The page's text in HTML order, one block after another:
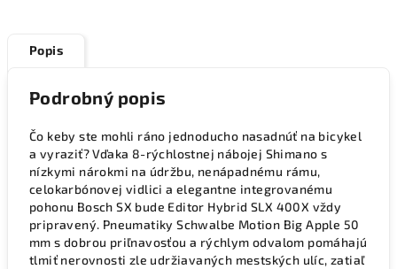
Popis
Podrobný popis
Čo keby ste mohli ráno jednoducho nasadnúť na bicykel
a vyraziť? Vďaka 8-rýchlostnej nábojej Shimano s
nízkymi nárokmi na údržbu, nenápadnému rámu,
celokarbónovej vidlici a elegantne integrovanému
pohonu Bosch SX bude Editor Hybrid SLX 400X vždy
pripravený. Pneumatiky Schwalbe Motion Big Apple 50
mm s dobrou priľnavosťou a rýchlym odvalom pomáhajú
tlmiť nerovnosti zle udržiavaných mestských ulíc, zatiaľ